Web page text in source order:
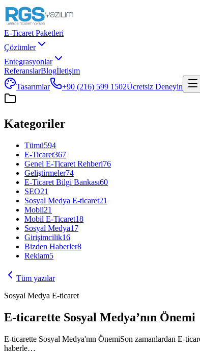
E-Ticaret Paketleri
Çözümler
Entegrasyonlar
ReferanslarBlogİletişim
Tasarımlar
+90 (216) 599 1502Ücretsiz Deneyin
Kategoriler
Tümü594
E-Ticaret367
Genel E-Ticaret Rehberi76
Geliştirmeler74
E-Ticaret Bilgi Bankası60
SEO21
Sosyal Medya E-ticaret21
Mobil21
Mobil E-Ticaret18
Sosyal Medya17
Girişimcilik16
Bizden Haberler8
Reklam5
Tüm yazılar
Sosyal Medya E-ticaret
E-ticarette Sosyal Medya’nın Önemi
E-ticarette Sosyal Medya'nın ÖnemiSon zamanlardan E-
haberle…